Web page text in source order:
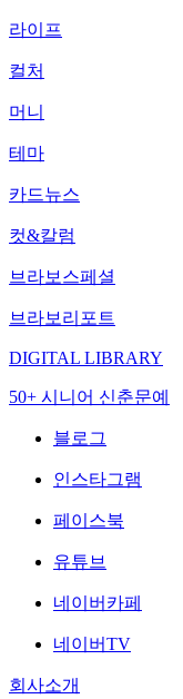
라이프
컬처
머니
테마
카드뉴스
컷&칼럼
브라보스페셜
브라보리포트
DIGITAL LIBRARY
50+ 시니어 신춘문예
블로그
인스타그램
페이스북
유튜브
네이버카페
네이버TV
회사소개